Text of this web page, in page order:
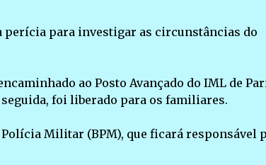
perícia para investigar as circunstâncias do
ao Posto Avançado do IML de
foi liberado para os familiares.
Militar (BPM), que ficará responsável